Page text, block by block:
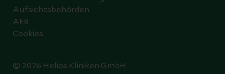
© 2026 Helios Kliniken GmbH
Aufsichtsbehörden
AEB
Cookies